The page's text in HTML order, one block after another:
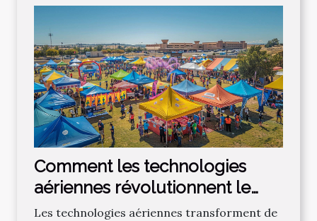
Comment les technologies
aériennes révolutionnent le
marketing événementiel
Les technologies aériennes transforment de